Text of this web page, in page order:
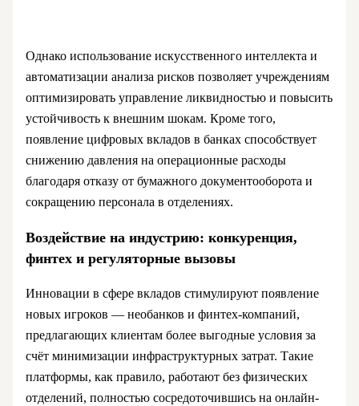
Однако использование искусственного интеллекта и
автоматизации анализа рисков позволяет учреждениям
оптимизировать управление ликвидностью и повысить
устойчивость к внешним шокам. Кроме того,
появление цифровых вкладов в банках способствует
снижению давления на операционные расходы
благодаря отказу от бумажного документооборота и
сокращению персонала в отделениях.
Воздействие на индустрию: конкуренция,
финтех и регуляторные вызовы
Инновации в сфере вкладов стимулируют появление
новых игроков — необанков и финтех-компаний,
предлагающих клиентам более выгодные условия за
счёт минимизации инфраструктурных затрат. Такие
платформы, как правило, работают без физических
отделений, полностью сосредоточившись на онлайн-